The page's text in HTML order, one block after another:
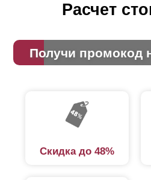
Расчет
Получи промокод
Скидка до 48%